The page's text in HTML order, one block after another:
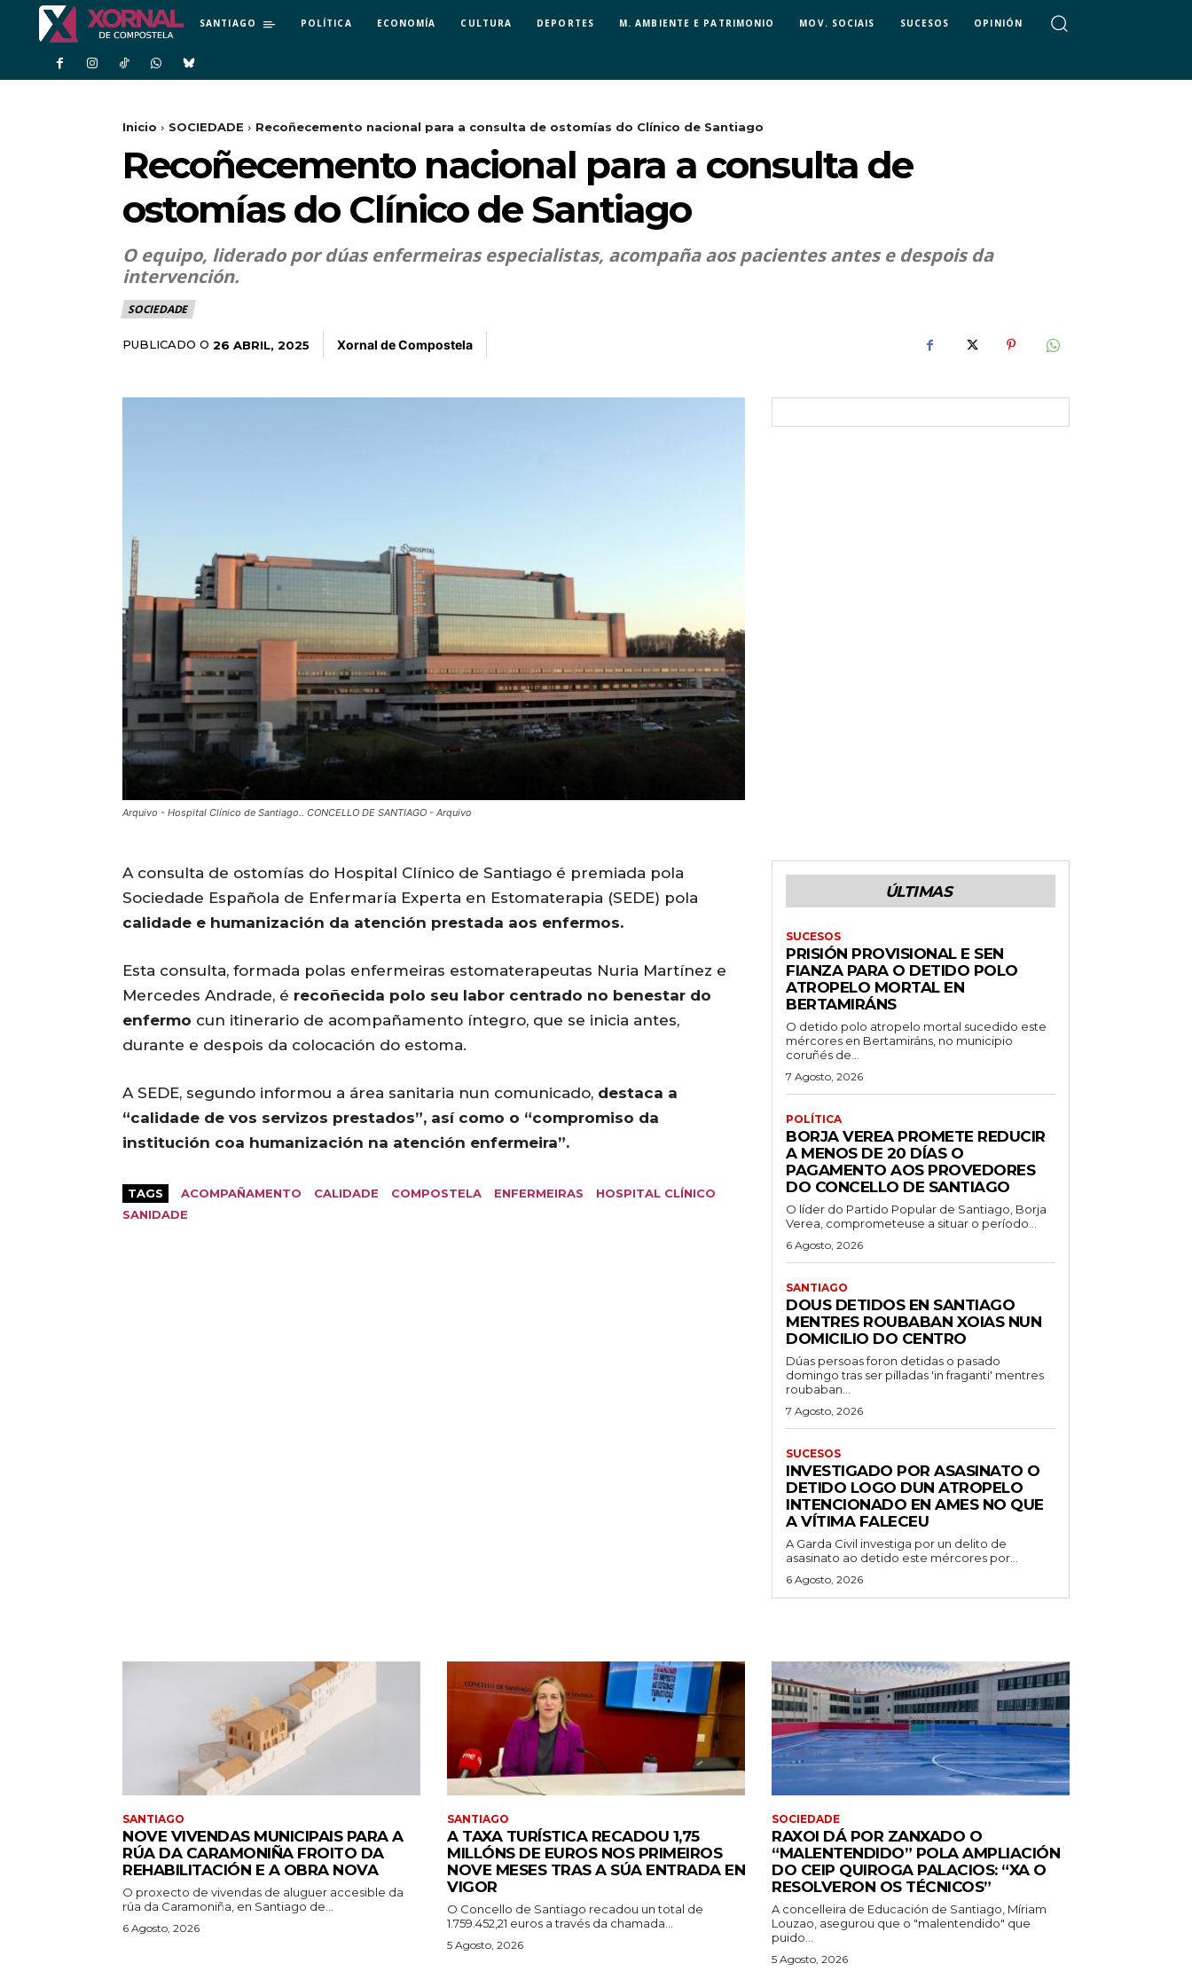
SANTIAGO POLÍTICA ECONOMÍA CULTURA DEPORTES M. AMBIENTE E PATRIMONIO MOV. SOCIAIS SUCESOS OPINIÓN
Inicio SOCIEDADE Recoñecemento nacional para a consulta de ostomías do Clínico de Santiago
Recoñecemento nacional para a consulta de
ostomías do Clínico de Santiago
O equipo, liderado por dúas enfermeiras especialistas, acompaña aos pacientes antes e despois da
intervención.
SOCIEDADE
PUBLICADO O 26 ABRIL, 2025 Xornal de Compostela
Arquivo - Hospital Clínico de Santiago.. CONCELLO DE SANTIAGO - Arquivo
A consulta de ostomías do Hospital Clínico de Santiago é premiada pola
Sociedade Española de Enfermaría Experta en Estomaterapia (SEDE) pola
calidade e humanización da atención prestada aos enfermos.
Esta consulta, formada polas enfermeiras estomaterapeutas Nuria Martínez e
Mercedes Andrade, é recoñecida polo seu labor centrado no benestar do
enfermo cun itinerario de acompañamento íntegro, que se inicia antes,
durante e despois da colocación do estoma.
A SEDE, segundo informou a área sanitaria nun comunicado, destaca a
“calidade de vos servizos prestados”, así como o “compromiso da
institución coa humanización na atención enfermeira”.
TAGS ACOMPAÑAMENTO CALIDADE COMPOSTELA ENFERMEIRAS
HOSPITAL CLÍNICO
SANIDADE
ÚLTIMAS
SUCESOS
PRISIÓN PROVISIONAL E SEN
FIANZA PARA O DETIDO POLO
ATROPELO MORTAL EN
BERTAMIRÁNS
O detido polo atropelo mortal sucedido este
mércores en Bertamiráns, no municipio
coruñés de...
7 Agosto, 2026
POLÍTICA
BORJA VEREA PROMETE REDUCIR
A MENOS DE 20 DÍAS O
PAGAMENTO AOS PROVEDORES
DO CONCELLO DE SANTIAGO
O líder do Partido Popular de Santiago, Borja
Verea, comprometeuse a situar o período...
6 Agosto, 2026
SANTIAGO
DOUS DETIDOS EN SANTIAGO
MENTRES ROUBABAN XOIAS NUN
DOMICILIO DO CENTRO
Dúas persoas foron detidas o pasado
domingo tras ser pilladas 'in fraganti' mentres
roubaban...
7 Agosto, 2026
SUCESOS
INVESTIGADO POR ASASINATO O
DETIDO LOGO DUN ATROPELO
INTENCIONADO EN AMES NO QUE
A VÍTIMA FALECEU
A Garda Civil investiga por un delito de
asasinato ao detido este mércores por...
6 Agosto, 2026
SANTIAGO
NOVE VIVENDAS MUNICIPAIS PARA A
RÚA DA CARAMONIÑA FROITO DA
REHABILITACIÓN E A OBRA NOVA
O proxecto de vivendas de aluguer accesible da
rúa da Caramoniña, en Santiago de...
6 Agosto, 2026
SANTIAGO
A TAXA TURÍSTICA RECADOU 1,75
MILLÓNS DE EUROS NOS PRIMEIROS
NOVE MESES TRAS A SÚA ENTRADA EN
VIGOR
O Concello de Santiago recadou un total de
1.759.452,21 euros a través da chamada...
5 Agosto, 2026
SOCIEDADE
RAXOI DÁ POR ZANXADO O
“MALENTENDIDO” POLA AMPLIACIÓN
DO CEIP QUIROGA PALACIOS: “XA O
RESOLVERON OS TÉCNICOS”
A concelleira de Educación de Santiago, Míriam
Louzao, asegurou que o "malentendido" que
puido...
5 Agosto, 2026